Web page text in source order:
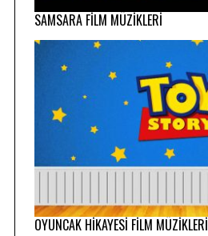
SAMSARA FİLM MÜZİKLERİ
OYUNCAK HİKAYESİ FİLM MÜZİKLERİ